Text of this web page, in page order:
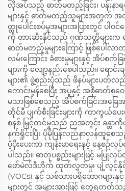
လိုအပ်သည့် ဓာတ်မတည့်ခြင်း၊ ပန်းနာ
များနှင့် ဓာတ်မတည့်သူများအတွက်
တ္ထုပေါင်းစပ်မှုအများအပြားတွင် ပါဝ
ကို တားဆီးနိုင်သည့် ဂုဏ်သတ္တိများက လ
ဓာတ်မတည့်မှုများကြောင့် ဖြစ်ပေ
လမ်းကြောင်း ခံစားမှုများနှင့် အိပ်စ
များကို လျော့နည်းစေပါသည်။ ရော
များ၏ ဖွဲ့စည်းပုံသည် ဖိနပ်များပ
ကောင်းမွန်စေပြီး အပူနှင့် အစိုဓာတ်
မသာဖြစ်စေသည့် အိပ်စက်ခြင်းအခြေအန
တိုင်မီ ပျက်စီးခြင်းများကို ကာကွ
စနစ် မြှင့်တင်မှုသည် ညအတွင်း ခန္တာကို
နက်ရှိုင်းပြီး ပိုမိုပြန်လည်နာလန်ထူစေ
ပံ့ပိုးပေးကာ ကျန်းမာရေးနှင့် နေ့စဉ်လု
ပါသည်။ ဓာတုပစ္စည်းများဖြင့် မပြုလု
ဖော်မဲလ်ဒီဟိုက် ထုတ်လွှတ်မှု၊ ပျံ့လွင့်နိုင်သ
(VOCs) နှင့် သစ်သားပရိဘောဂများ
များတွင် အများအားဖြင့် တွေ့ရတတ်